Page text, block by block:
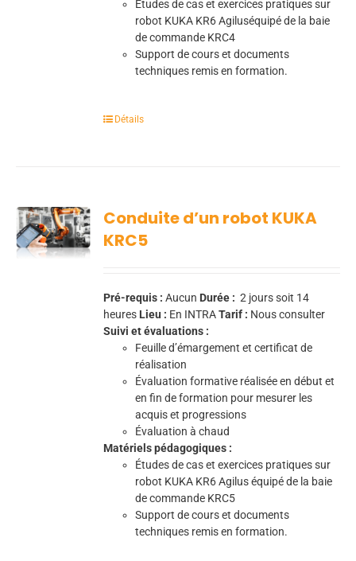
Études de cas et exercices pratiques sur
robot KUKA KR6 Agiluséquipé de la baie
de commande KRC4
Support de cours et documents
techniques remis en formation.
Détails
Conduite d’un robot KUKA
KRC5
Pré-requis : Aucun Durée : 2 jours soit 14
heures Lieu : En INTRATarif : Nous consulter
Suivi et évaluations :
Feuille d’émargement et certificat de
réalisation
Évaluation formative réalisée en début et
en fin de formation pour mesurer les
acquis et progressions
Évaluation à chaud
Matériels pédagogiques :
Études de cas et exercices pratiques sur
robot KUKA KR6 Agilus équipé de la baie
de commande KRC5
Support de cours et documents
techniques remis en formation.